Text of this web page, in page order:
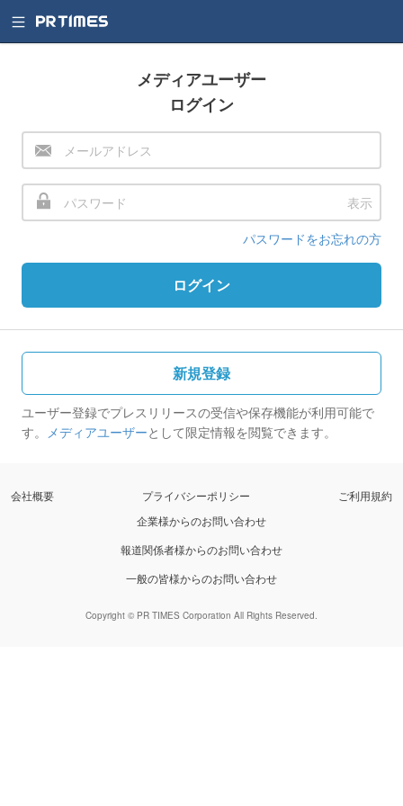
メディアユーザー
ログイン
表示
パスワードをお忘れの方
ログイン
新規登録
ユーザー登録でプレスリリースの受信や保存機能が利用可能で
す。 メディアユーザーとして限定情報を閲覧できます。
会社概要 プライバシーポリシー
ご利用規約
企業様からのお問い合わせ
報道関係者様からのお問い合わせ
一般の皆様からのお問い合わせ
Copyright © PR TIMES Corporation All Rights Reserved.